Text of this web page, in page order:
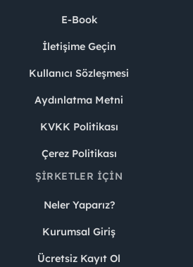
E-Book
İletişime Geçin
Kullanıcı Sözleşmesi
Aydınlatma Metni
KVKK Politikası
Çerez Politikası
ŞIRKETLER İÇIN
Neler Yaparız?
Kurumsal Giriş
Ücretsiz Kayıt Ol